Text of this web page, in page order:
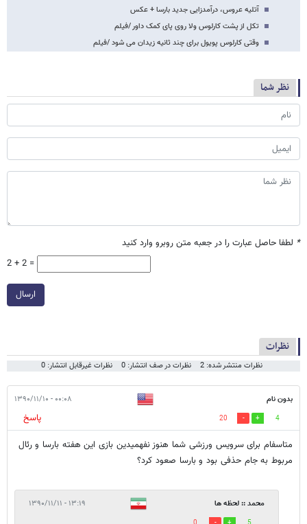
آتلیه عروس، درآمدزایی جدید بارسا + عکس
تکل از پشت کارلوس ولا روی پای کمک داور /فیلم
وقتی کارلوس پویول برای چند ثانیه زیدان می شود /فیلم
نظر شما
* لطفا حاصل عبارت را در جعبه متن روبرو وارد کنید
2 + 2 =
ارسال
نظرات
نظرات منتشر شده: 2 نظرات در صف انتشار: 0 نظرات غیرقابل انتشار: 0
بدون نام ۰۰:۰۸ - ۱۳۹۰/۱۱/۱۰
4
20
پاسخ
متاسفام برای سرویس ورزشی شما هنوز نفهمیدین بازی این هفته بارسا و رئال
مربوط به جام حذفی بود و بارسا صعود کرد؟
محمد :: لحظه ها ۱۳:۱۹ - ۱۳۹۰/۱۱/۱۱